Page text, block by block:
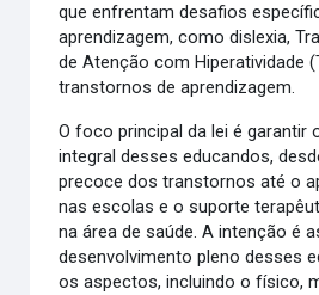
que enfrentam desafios
aprendizagem, como dislexia,
de Atenção com Hiperatividade
transtornos de aprendizagem.
O foco principal da lei é garantir
integral desses educandos,
precoce dos transtornos até o
nas escolas e o suporte
na área de saúde. A intenção é
desenvolvimento pleno desses
os aspectos, incluindo o físico,